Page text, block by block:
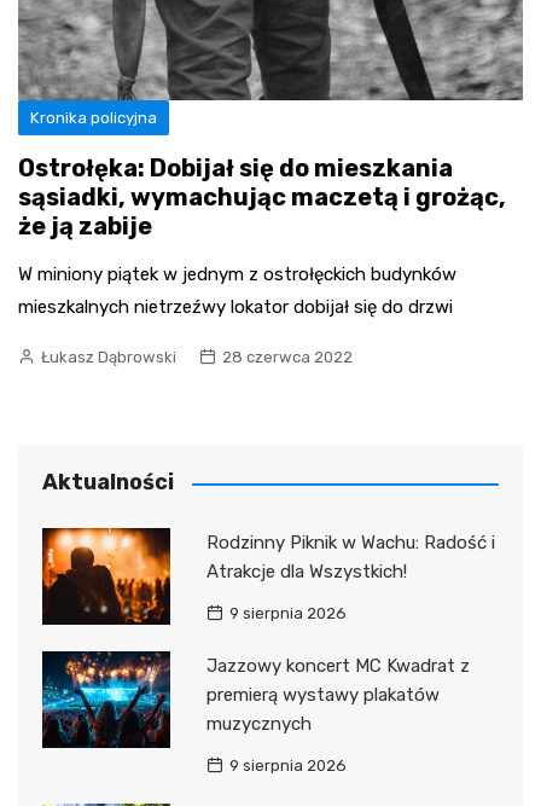
Kronika policyjna
Ostrołęka: Dobijał się do mieszkania
sąsiadki, wymachując maczetą i grożąc,
że ją zabije
W miniony piątek w jednym z ostrołęckich budynków
mieszkalnych nietrzeźwy lokator dobijał się do drzwi
Łukasz Dąbrowski 28 czerwca 2022
Aktualności
Rodzinny Piknik w Wachu: Radość i
Atrakcje dla Wszystkich!
9 sierpnia 2026
Jazzowy koncert MC Kwadrat z
premierą wystawy plakatów
muzycznych
9 sierpnia 2026